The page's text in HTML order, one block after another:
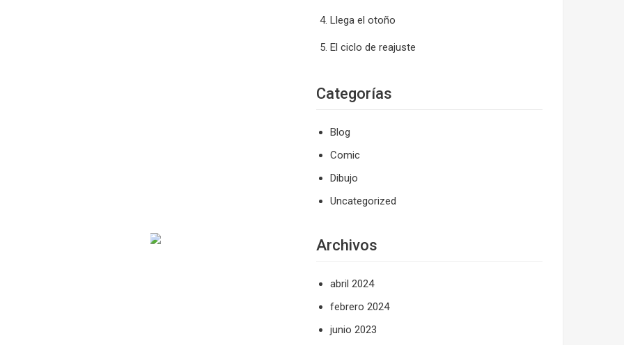
Llega el otoño
El ciclo de reajuste
Categorías
Blog
Comic
Dibujo
Uncategorized
Archivos
abril 2024
febrero 2024
junio 2023